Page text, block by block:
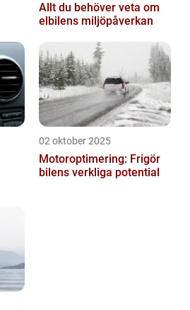
Allt du behöver veta om
elbilens miljöpåverkan
02 oktober 2025
Motoroptimering: Frigör
bilens verkliga potential